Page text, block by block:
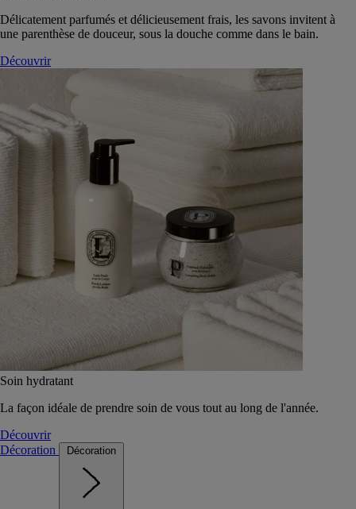
Délicatement parfumés et délicieusement frais, les savons invitent à
une parenthèse de douceur, sous la douche comme dans le bain.
Découvrir
Soin hydratant
La façon idéale de prendre soin de vous tout au long de l'année.
Découvrir
Décoration
Décoration